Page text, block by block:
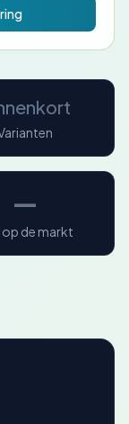
—
op de markt